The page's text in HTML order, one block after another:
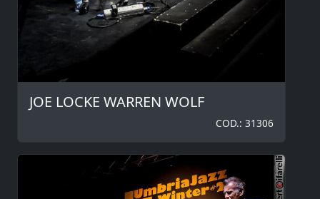
JOE LOCKE WARREN WOLF
COD.: 31306